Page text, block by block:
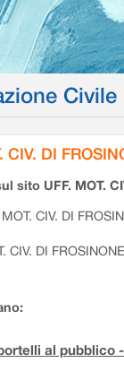
Civile
CIV. DI
sito UFF. MOT.
CIV. DI
CIV. DI FROSINONE
al pubblico